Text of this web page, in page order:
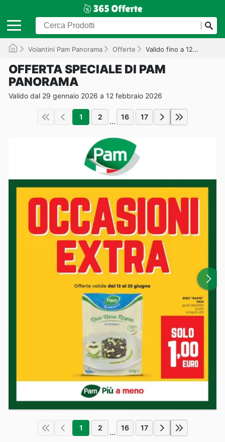
Volantini Pam Panorama Offerte Valido fino a 12/02/2026
OFFERTA SPECIALE DI PAM
PANORAMA
Valido dal 29 gennaio 2026 a 12 febbraio 2026
1 2 ... 16 17
1 2 ... 16 17